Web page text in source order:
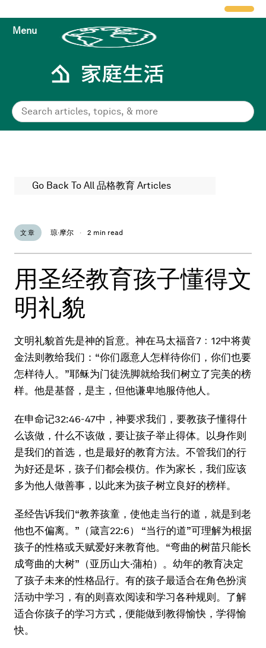
Menu
Go Back To All 品格教育 Articles
文章 琼·摩尔 · 2 min read
用圣经教育孩子懂得文
明礼貌
文明礼貌首先是神的旨意。神在马太福音7﹕12中将黄
金法则教给我们：“你们愿意人怎样待你们，你们也要
怎样待人。”耶稣为门徒洗脚就给我们树立了完美的榜
样。他是基督，是主，但他谦卑地服侍他人。
在申命记32:46-47中，神要求我们，要教孩子懂得什
么该做，什么不该做，要让孩子举止得体。以身作则
是我们的首选，也是最好的教育方法。不管我们的行
为好还是坏，孩子们都会模仿。作为家长，我们应该
多为他人做善事，以此来为孩子树立良好的榜样。
圣经告诉我们“教养孩童，使他走当行的道，就是到老
他也不偏离。”（箴言22:6） “当行的道”可理解为根据
孩子的性格或天赋爱好来教育他。“弯曲的树苗只能长
成弯曲的大树”（亚历山大·蒲柏）。幼年的教育决定
了孩子未来的性格品行。有的孩子最适合在角色扮演
活动中学习，有的则喜欢阅读和学习各种规则。了解
适合你孩子的学习方式，便能做到教得愉快，学得愉
快。